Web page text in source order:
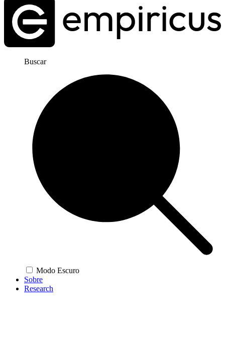
Buscar
Modo Escuro
Sobre
Research